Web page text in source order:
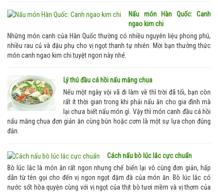
Nấu món Hàn Quốc: Canh
ngao kim chi
Những món canh của Hàn Quốc thường có nhiều nguyên liệu phong phú,
nhiều rau củ và đậu phụ cho vị ngọt thanh tự nhiên. Mời bạn thưởng thức
món canh ngao kim chi tuyệt ngon này nhé.
Lý thú đầu cá hồi nấu măng chua
Nếu một ngày vội vã đi làm về thì trời đã tối, bạn còn
rất ít thời gian trong khi phải nấu ăn cho gia đình mà
lại chưa biết nấu món gì. Vậy thì món canh đầu cá hồi
nấu măng chua đơn giản ăn cùng bún hoặc cơm là một sự lựa chọn đúng
đắn.
Cách nấu bò lúc lắc cực chuẩn
Bò lúc lắc là món ăn rất ngon nhưng chế biến lại vô cùng đơn giản, hấp
dẫn từ tên gọi cho đến vị ngon ngọt đậm đà của món ăn. Bò lúc lắc có
nước sốt hòa quyện cùng với vị ngọt của thịt bò tươi mềm và vị thơm của